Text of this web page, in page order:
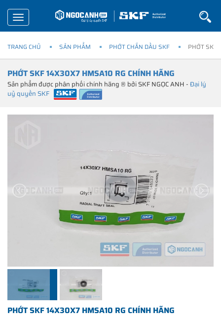
Toggle
navigation
TRANG CHỦ SẢN PHẨM PHỚT CHẮN DẦU SKF PHỚT SKF
PHỚT SKF 14X30X7 HMSA10 RG CHÍNH HÃNG
Sản phẩm được phân phối chính hãng ® bởi SKF NGỌC ANH -Đại lý
uỷ quyền SKF
PHỚT SKF 14X30X7 HMSA10 RG CHÍNH HÃNG